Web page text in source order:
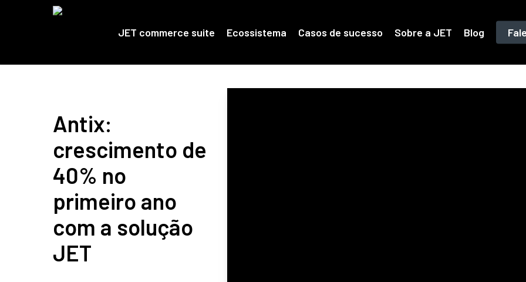
JET commerce suite Ecossistema Casos de sucesso Sobre a JET Blog
Antix:
crescimento de
40% no
primeiro ano
com a solução
JET